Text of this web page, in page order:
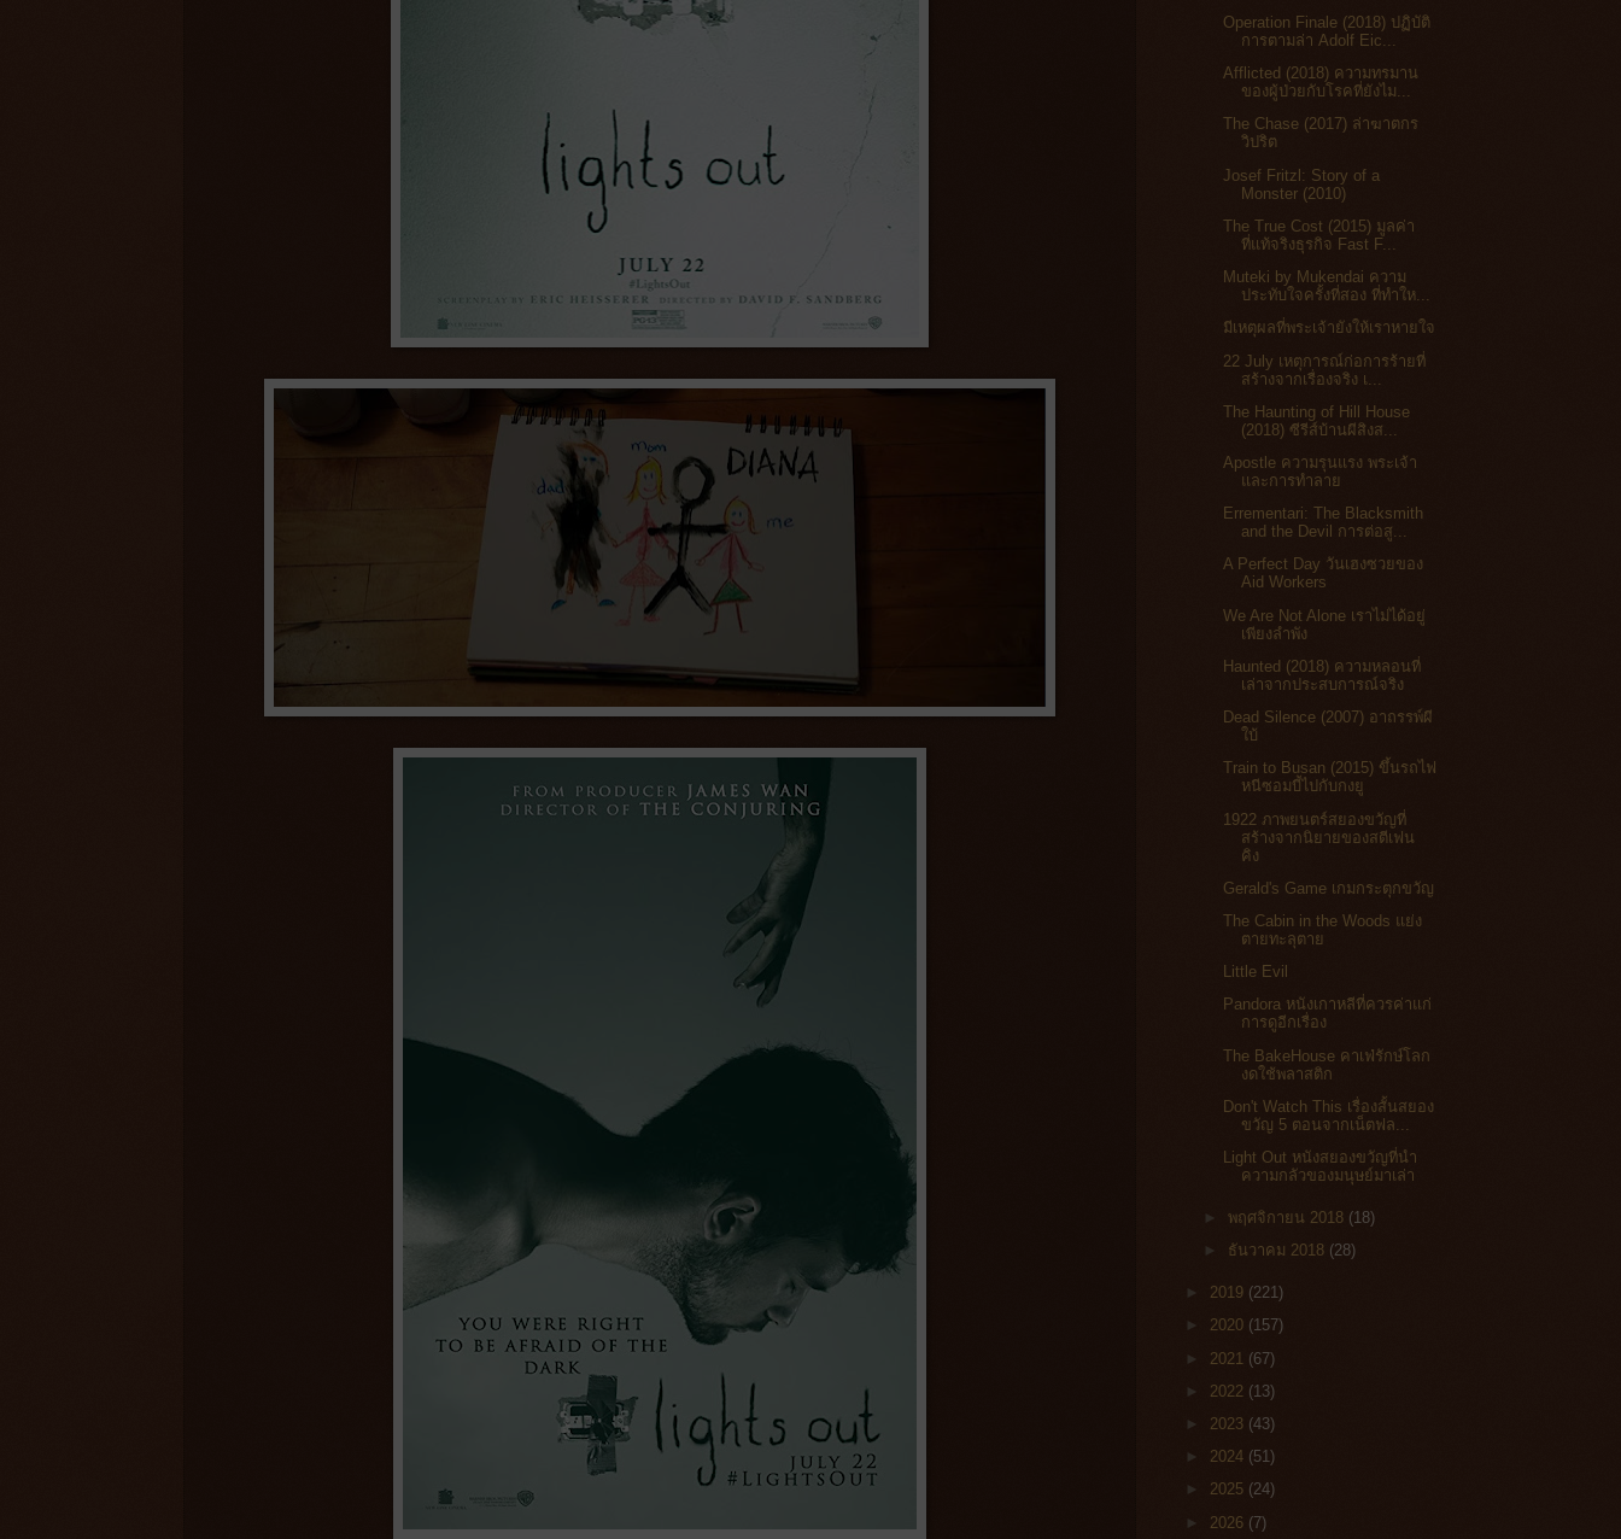
Operation Finale (2018) ปฏิบัติ
การตามล่า Adolf Eic...
Afflicted (2018) ความทรมาน
ของผู้ป่วยกับโรคที่ยังไม...
The Chase (2017) ล่าฆาตกร
วิปริต
Josef Fritzl: Story of a
Monster (2010)
The True Cost (2015) มูลค่า
ที่แท้จริงธุรกิจ Fast F...
Muteki by Mukendai ความ
ประทับใจครั้งที่สอง ที่ทำให...
มีเหตุผลที่พระเจ้ายังให้เราหายใจ
22 July เหตุการณ์ก่อการร้ายที่
สร้างจากเรื่องจริง เ...
The Haunting of Hill House
(2018) ซีรีส์บ้านผีสิงส...
Apostle ความรุนแรง พระเจ้า
และการทำลาย
Errementari: The Blacksmith
and the Devil การต่อสู...
A Perfect Day วันเฮงซวยของ
Aid Workers
We Are Not Alone เราไม่ได้อยู่
เพียงลำพัง
Haunted (2018) ความหลอนที่
เล่าจากประสบการณ์จริง
Dead Silence (2007) อาถรรพ์ผี
ใบ้
Train to Busan (2015) ขึ้นรถไฟ
หนีซอมบี้ไปกับกงยู
1922 ภาพยนตร์สยองขวัญที่
สร้างจากนิยายของสตีเฟน
คิง
Gerald's Game เกมกระตุกขวัญ
The Cabin in the Woods แย่ง
ตายทะลุตาย
Little Evil
Pandora หนังเกาหลีที่ควรค่าแก่
การดูอีกเรื่อง
The BakeHouse คาเฟ่รักษ์โลก
งดใช้พลาสติก
Don't Watch This เรื่องสั้นสยอง
ขวัญ 5 ตอนจากเน็ตฟล...
Light Out หนังสยองขวัญที่นำ
ความกลัวของมนุษย์มาเล่า
►พฤศจิกายน 2018 (18)
► ธันวาคม 2018 (28)
► 2019 (221)
► 2020 (157)
► 2021 (67)
► 2022 (13)
► 2023 (43)
► 2024 (51)
► 2025 (24)
► 2026 (7)